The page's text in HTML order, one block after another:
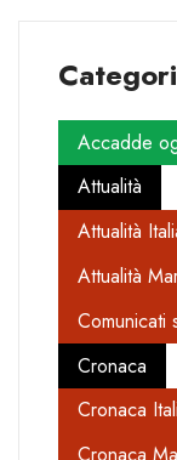
Accadde
Attualità
Attualità
Attualità
Comunicati
Cronaca
Cronaca